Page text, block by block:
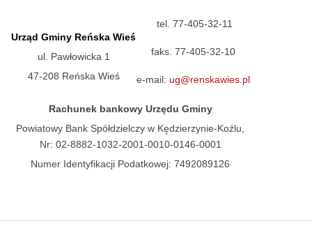
Urząd Gminy Reńska Wieś
ul. Pawłowicka 1
47-208 Reńska Wieś
tel. 77-405-32-11
faks. 77-405-32-10
e-mail: ug@renskawies.pl
Rachunek bankowy Urzędu Gminy
Powiatowy Bank Spółdzielczy w Kędzierzynie-Koźlu,
Nr: 02-8882-1032-2001-0010-0146-0001
Numer Identyfikacji Podatkowej: 7492089126